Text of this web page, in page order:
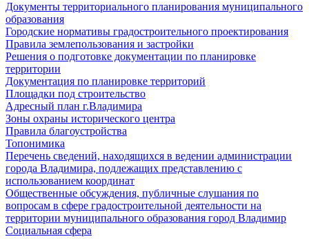
Документы территориального планирования муниципального
образования
Городские нормативы градостроительного проектирования
Правила землепользования и застройки
Решения о подготовке документации по планировке
территории
Документация по планировке территорий
Площадки под строительство
Адресный план г.Владимира
Зоны охраны исторического центра
Правила благоустройства
Топонимика
Перечень сведений, находящихся в ведении администрации
города Владимира, подлежащих представлению с
использованием координат
Общественные обсуждения, публичные слушания по
вопросам в сфере градостроительной деятельности на
территории муниципального образования город Владимир
Социальная сфера